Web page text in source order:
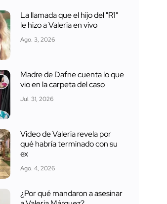
La llamada que el hijo del "R1"
le hizo a Valeria en vivo
Ago. 3, 2026
Madre de Dafne cuenta lo que
vio en la carpeta del caso
Jul. 31, 2026
Video de Valeria revela por
qué habría terminado con su
ex
Ago. 4, 2026
¿Por qué mandaron a asesinar